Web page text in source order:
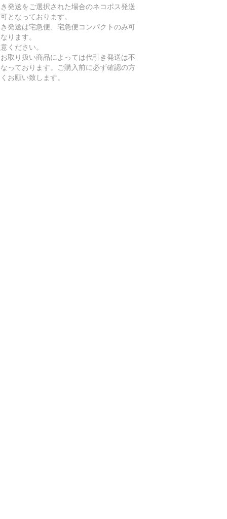
発送をご選択された場合のネコポス発送
となっております。
発送は宅急便、宅急便コンパクトのみ可
ります。
ください。
取り扱い商品によっては代引き発送は不
っております。ご購入前に必ず確認の方
お願い致します。